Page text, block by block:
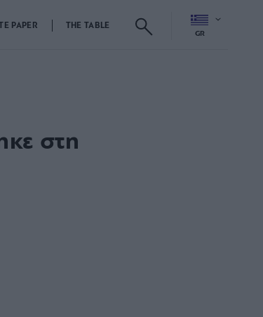
PAPER THE TABLE
GR
στη